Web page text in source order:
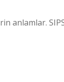
anlamlar.